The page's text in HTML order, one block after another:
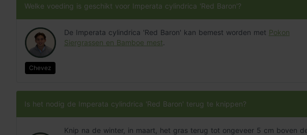
Welke voeding is geschikt voor Imperata cylindrica 'Red Baron'?
Chevez
De Imperata cylindrica 'Red Baron' kan bemest worden met Pokon
Siergrassen en Bamboe mest
Is het nodig de Imperata cylindrica 'Red Baron' terug te knippen?
Knip na de winter, in maart, het gras terug tot ongeveer 5 cm boven